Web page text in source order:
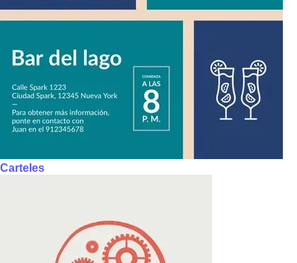
Carteles